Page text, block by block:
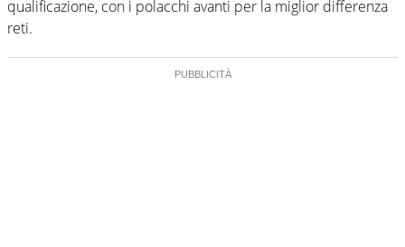
qualificazione, con i polacchi avanti per la miglior differenza
reti.